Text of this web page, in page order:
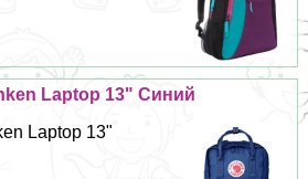
Laptop 13" Синий
Laptop 13"